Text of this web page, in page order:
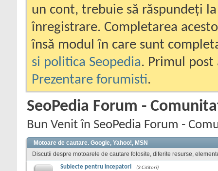
un cont, trebuie să răspundeți
înregistrare. Completarea
însă modul în care sunt
si politica Seopedia. Primul
Prezentare forumisti.
SeoPedia Forum -
Bun Venit în SeoPedia Forum -
Motoare de cautare. Google, Yahoo!, MSN
Discutii despre motoarele de cautare folosite, diferite resurse,
Subiecte pentru incepatori (3 Cititori)